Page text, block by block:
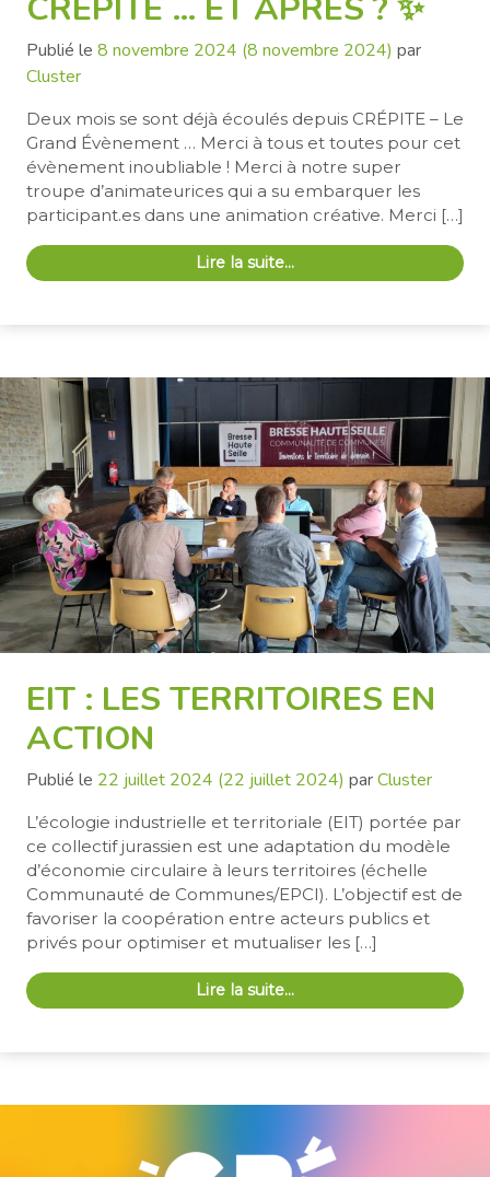
Publié le 8 novembre 2024 (8 novembre 2024) par
Cluster
Deux mois se sont déjà écoulés depuis CRÉPITE – Le
Grand Évènement … Merci à tous et toutes pour cet
évènement inoubliable ! Merci à notre super
troupe d’animateurices qui a su embarquer les
participant.es dans une animation créative. Merci […]
Lire la suite…
EIT : LES TERRITOIRES EN
ACTION
Publié le 22 juillet 2024 (22 juillet 2024) parCluster
L’écologie industrielle et territoriale (EIT) portée par
ce collectif jurassien est une adaptation du modèle
d’économie circulaire à leurs territoires (échelle
Communauté de Communes/EPCI). L’objectif est de
favoriser la coopération entre acteurs publics et
privés pour optimiser et mutualiser les […]
Lire la suite…